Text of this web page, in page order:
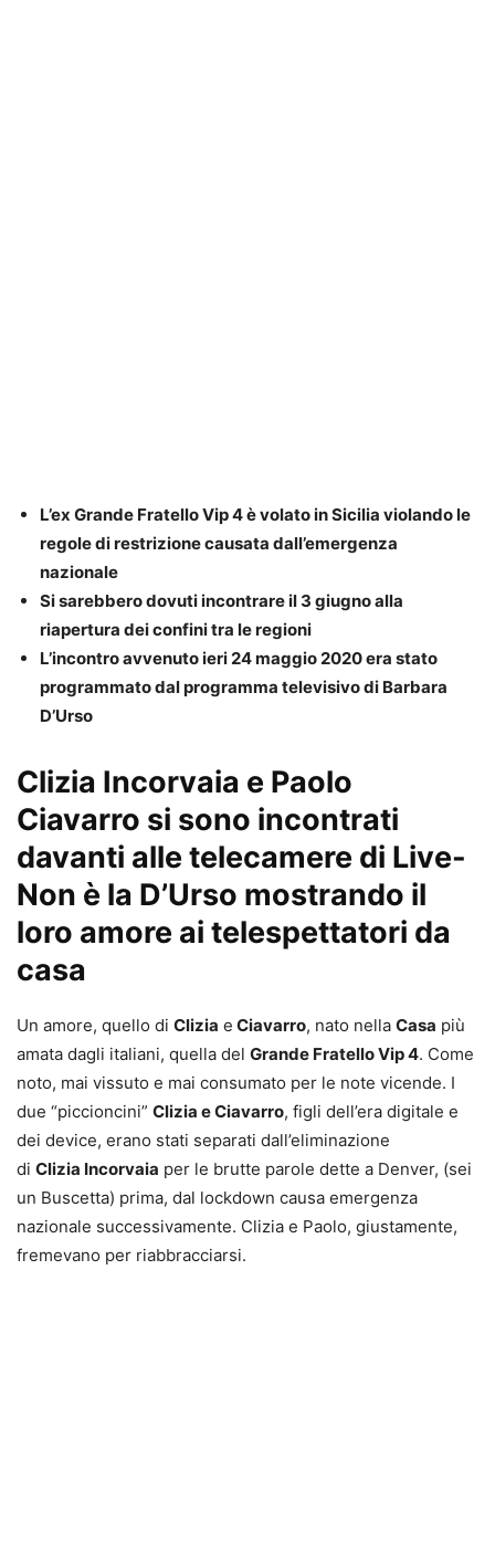
L’ex Grande Fratello Vip 4 è volato in Sicilia violando le
regole di restrizione causata dall’emergenza
nazionale
Si sarebbero dovuti incontrare il 3 giugno alla
riapertura dei confini tra le regioni
L’incontro avvenuto ieri 24 maggio 2020 era stato
programmato dal programma televisivo di Barbara
D’Urso
Clizia Incorvaia e Paolo
Ciavarro si sono incontrati
davanti alle telecamere di Live-
Non è la D’Urso mostrando il
loro amore ai telespettatori da
casa
Un amore, quello di Clizia e Ciavarro, nato nella Casa più
amata dagli italiani, quella del Grande Fratello Vip 4. Come
noto, mai vissuto e mai consumato per le note vicende. I
due “piccioncini” Clizia e Ciavarro, figli dell’era digitale e
dei device, erano stati separati dall’eliminazione
di Clizia Incorvaia per le brutte parole dette a Denver, (sei
un Buscetta) prima, dal lockdown causa emergenza
nazionale successivamente. Clizia e Paolo, giustamente,
fremevano per riabbracciarsi.